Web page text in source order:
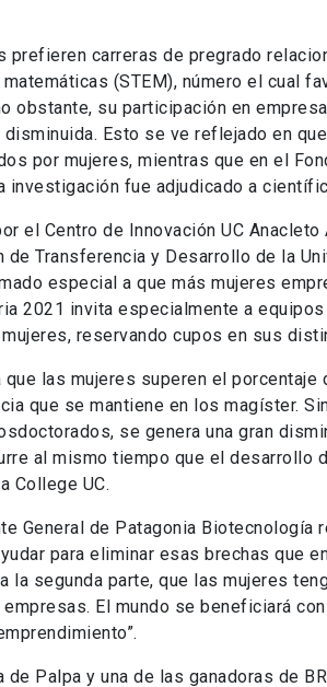
prefieren carreras de pregrado
(STEM), número el cual
obstante, su participación en
Esto se ve reflejado en
por mujeres, mientras que en el
investigación fue adjudicado a
el Centro de Innovación UC Anacleto
Transferencia y Desarrollo de la
especial a que más mujeres
2021 invita especialmente a
reservando cupos en sus
que las mujeres superen el
que se mantiene en los magíster.
se genera una gran
al mismo tiempo que el desarrollo
College UC.
General de Patagonia Biotecnología
para eliminar esas brechas que
segunda parte, que las mujeres
El mundo se beneficiará
Palpa y una de las ganadoras de